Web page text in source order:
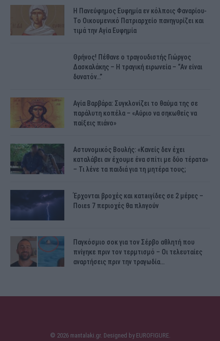
H Πανεύφημος Ευφημία εν κόλποις Φαναρίου-
Το Οικουμενικό Πατριαρχείο πανηγυρίζει και
τιμά την Αγία Ευφημία
Θρήνος! Πέθανε ο τραγουδιστής Γιώργος
Δασκαλάκης – Η τραγική ειρωνεία – “Αν είναι
δυνατόν…”
Αγία Βαρβάρα: Συγκλονίζει το θαύμα της σε
παράλυτη κοπέλα – «Αύριο να σηκωθείς να
παίξεις πιάνο»
Αστυνομικός Bουλής: «Κανείς δεν έχει
καταλάβει αν έχουμε ένα σπίτι με δύο τέρατα»
– Τι λένε τα παιδιά για τη μητέρα τους;
Έρχονται βροχές και κατaιγίδες σε 2 μέpες –
Ποιεs 7 πεpιοχές θα πλnγούν
Παγκόσμιο σοκ για τον Σέρβο αθλητή που
πνίγηκε πριν τον τερμτισμό – Οι τελευταίες
αναρτήσεις πριν την τραγωδία…
© 2026 mantalaki.gr. Designed by EUROFIGURE.